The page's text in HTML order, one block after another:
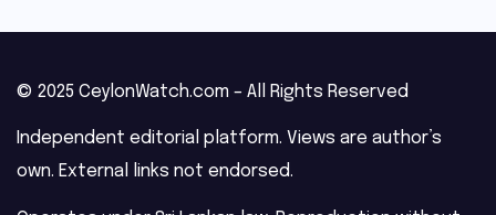
© 2025 CeylonWatch.com – All Rights Reserved
Independent editorial platform. Views are author’s
own. External links not endorsed.